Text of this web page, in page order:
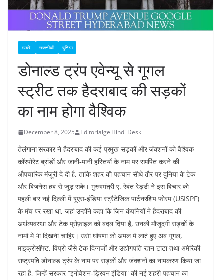
खबरें. तकनीकी दुनिया
डोनाल्ड ट्रंप एवेन्यू से गूगल
स्ट्रीट तक हैदराबाद की सड़कों
का नाम होगा वैश्विक
December 8, 2025 Editorialge Hindi Desk
तेलंगाना सरकार ने हैदराबाद की कई प्रमुख सड़कों और जंक्शनों को वैश्विक
कॉरपोरेट ब्रांडों और जानी‑मानी हस्तियों के नाम पर समर्पित करने की
औपचारिक मंजूरी दे दी है, ताकि शहर की पहचान सीधे तौर पर दुनिया के टेक
और बिजनेस हब से जुड़ सके। मुख्यमंत्री ए. रेवंत रेड्डी ने इस विचार को
पहली बार नई दिल्ली में यूएस‑इंडिया स्ट्रैटेजिक पार्टनरशिप फोरम (USISPF)
के मंच पर रखा था, जहां उन्होंने कहा कि जिन कंपनियों ने हैदराबाद की
अर्थव्यवस्था और टेक प्रोफ़ाइल को बदल दिया है, उनकी मौजूदगी सड़कों के
नामों में भी दिखनी चाहिए। उसी घोषणा को अमल में लाते हुए अब गूगल,
माइक्रोसॉफ्ट, विप्रो जैसे टेक दिग्गजों और उद्योगपति रतन टाटा तथा अमेरिकी
राष्ट्रपति डोनाल्ड ट्रंप के नाम पर सड़कों और जंक्शनों का नामकरण किया जा
रहा है, जिन्हें सरकार “इनोवेशन‑ड्रिवन इंडिया” की नई शहरी पहचान का